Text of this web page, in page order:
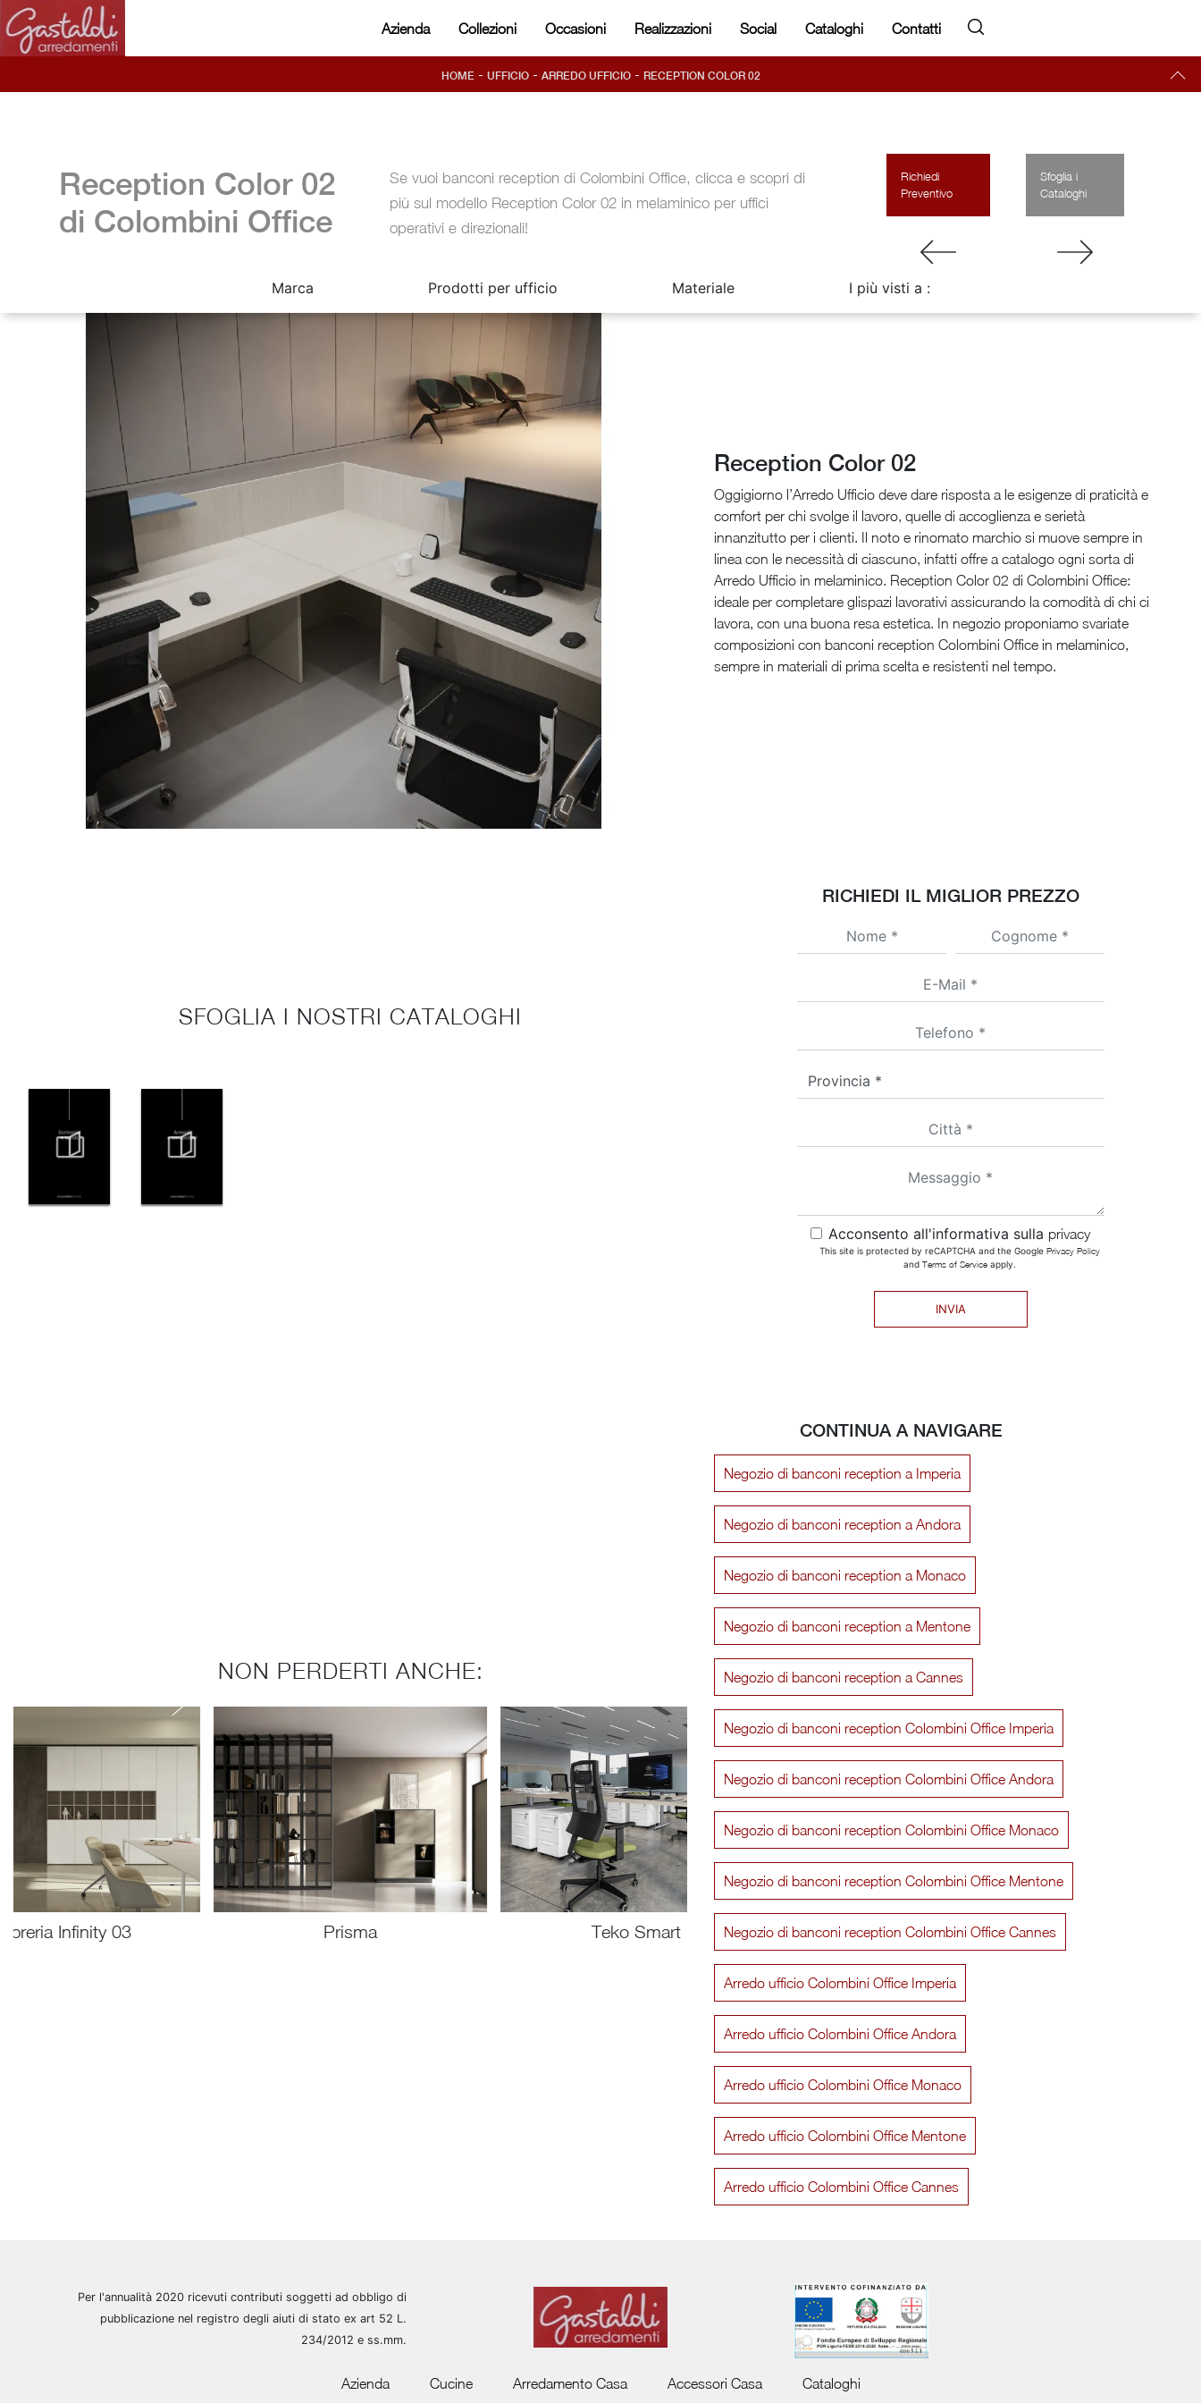
Azienda Collezioni Occasioni Realizzazioni Social Cataloghi Contatti
HOME - UFFICIO- ARREDO UFFICIO - RECEPTION COLOR 02
Reception Color 02
di Colombini Office
Se vuoi banconi reception di Colombini Office, clicca e scopri di
più sul modello Reception Color 02 in melaminico per uffici
operativi e direzionali!
Richiedi
Preventivo
Sfoglia i
Cataloghi
Marca Prodotti per ufficio Materiale I più visti a :
Reception Color 02
Oggigiorno l’Arredo Ufficio deve dare risposta a le esigenze di praticità e
comfort per chi svolge il lavoro, quelle di accoglienza e serietà
innanzitutto per i clienti. Il noto e rinomato marchio si muove sempre in
linea con le necessità di ciascuno, infatti offre a catalogo ogni sorta di
Arredo Ufficio in melaminico. Reception Color 02 di Colombini Office:
ideale per completare glispazi lavorativi assicurando la comodità di chi ci
lavora, con una buona resa estetica. In negozio proponiamo svariate
composizioni con banconi reception Colombini Office in melaminico,
sempre in materiali di prima scelta e resistenti nel tempo.
SFOGLIA I NOSTRI CATALOGHI
RICHIEDI IL MIGLIOR PREZZO
Acconsento all'informativa sulla privacy
This site is protected by reCAPTCHA and the Google Privacy Policy
and Terms of Serviceapply.
INVIA
NON PERDERTI ANCHE:
Infinity 03 Prisma Teko Smart Libreria Infinity Sospesa
CONTINUA A NAVIGARE
Negozio di banconi reception a Imperia
Negozio di banconi reception a Andora
Negozio di banconi reception a Monaco
Negozio di banconi reception a Mentone
Negozio di banconi reception a Cannes
Negozio di banconi reception Colombini Office Imperia
Negozio di banconi reception Colombini Office Andora
Negozio di banconi reception Colombini Office Monaco
Negozio di banconi reception Colombini Office Mentone
Negozio di banconi reception Colombini Office Cannes
Arredo ufficio Colombini Office Imperia
Arredo ufficio Colombini Office Andora
Arredo ufficio Colombini Office Monaco
Arredo ufficio Colombini Office Mentone
Arredo ufficio Colombini Office Cannes
Per l'annualità 2020 ricevuti contributi soggetti ad obbligo di
pubblicazione nel registro degli aiuti di stato ex art 52 L.
234/2012 e ss.mm.
Azienda Cucine Arredamento Casa Accessori Casa Cataloghi